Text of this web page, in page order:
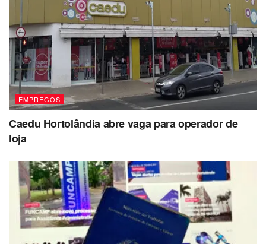
EMPREGOS
Caedu Hortolândia abre vaga para operador de
loja